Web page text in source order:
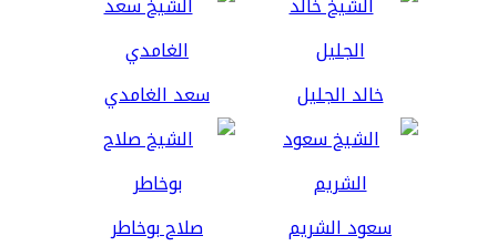
خالد الجليل سعد الغامدي
سعود الشريم صلاح بوخاطر